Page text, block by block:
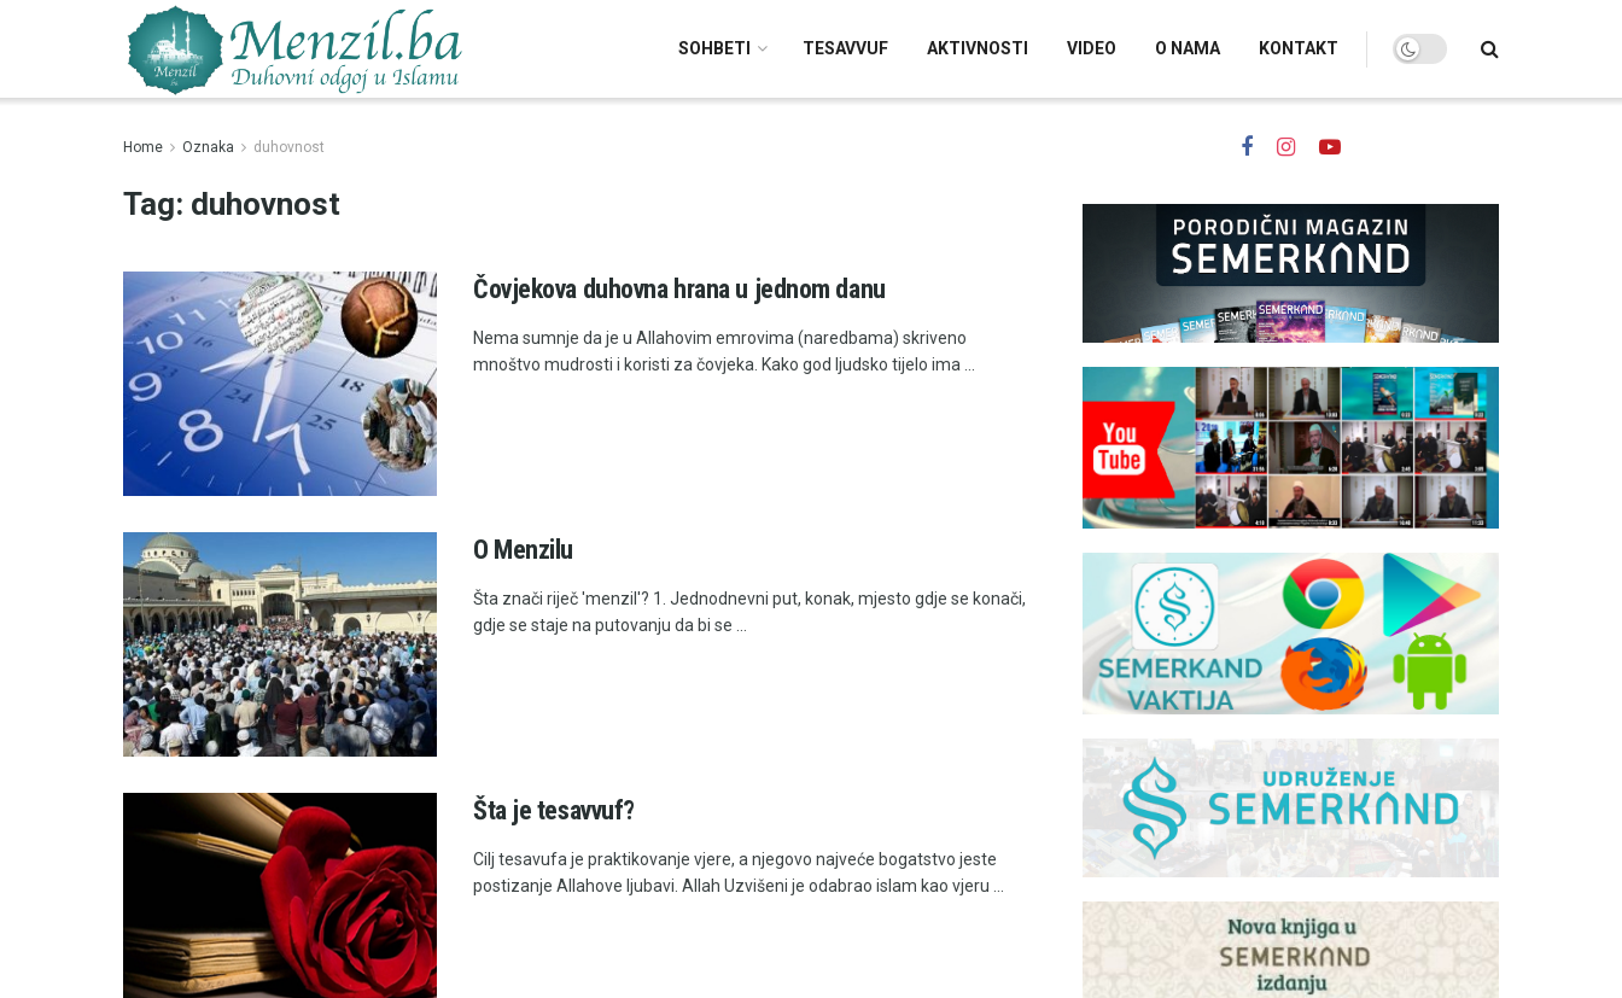
SOHBETI TESAVVUF AKTIVNOSTI VIDEO O NAMA KONTAKT
Home Oznaka duhovnost
Tag: duhovnost
Čovjekova duhovna hrana u jednom danu
Nema sumnje da je u Allahovim emrovima (naredbama) skriveno
mnoštvo mudrosti i koristi za čovjeka. Kako god ljudsko tijelo ima ...
O Menzilu
Šta znači riječ 'menzil'? 1. Jednodnevni put, konak, mjesto gdje se konači,
gdje se staje na putovanju da bi se ...
Šta je tesavvuf?
Cilj tesavufa je praktikovanje vjere, a njegovo najveće bogatstvo jeste
postizanje Allahove ljubavi. Allah Uzvišeni je odabrao islam kao vjeru ...